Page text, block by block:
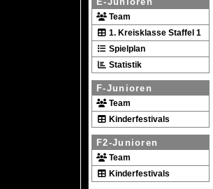
Team
1. Kreisklasse Staffel 1
Spielplan
Statistik
F-Junioren
Team
Kinderfestivals
F2-Junioren
Team
Kinderfestivals